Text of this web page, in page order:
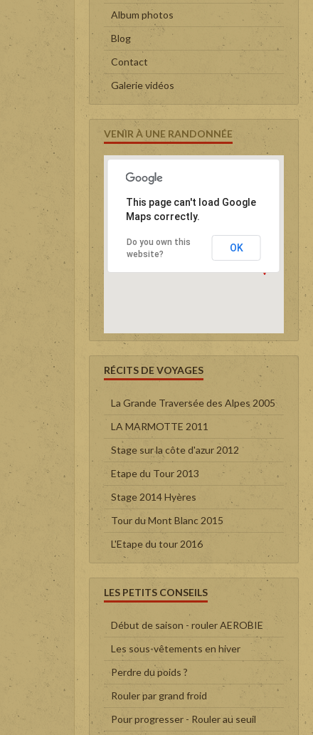
Album photos
Blog
Contact
Galerie vidéos
VENIR À UNE RANDONNÉE
This page can't load Google
Maps correctly.
Do you own this
website?
OK
RÉCITS DE VOYAGES
La Grande Traversée des Alpes 2005
LA MARMOTTE 2011
Stage sur la côte d'azur 2012
Etape du Tour 2013
Stage 2014 Hyères
Tour du Mont Blanc 2015
L'Etape du tour 2016
LES PETITS CONSEILS
Début de saison - rouler AEROBIE
Les sous-vêtements en hiver
Perdre du poids ?
Rouler par grand froid
Pour progresser - Rouler au seuil